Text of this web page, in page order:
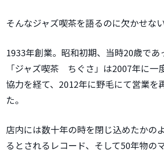
そんなジャズ喫茶を語るのに欠かせな
1933年創業。昭和初期、当時20歳で
「ジャズ喫茶 ちぐさ」は2007年に一
協力を経て、2012年に野毛にて営業を
た。
店内には数十年の時を閉じ込めたかの
るとされるレコード、そして50年物の